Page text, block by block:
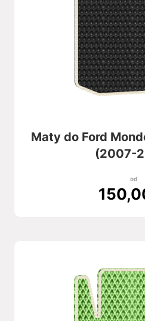
Maty do Ford
(2007-
od